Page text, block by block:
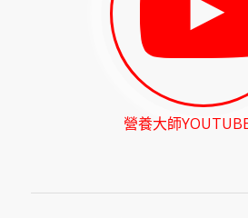
營養大師